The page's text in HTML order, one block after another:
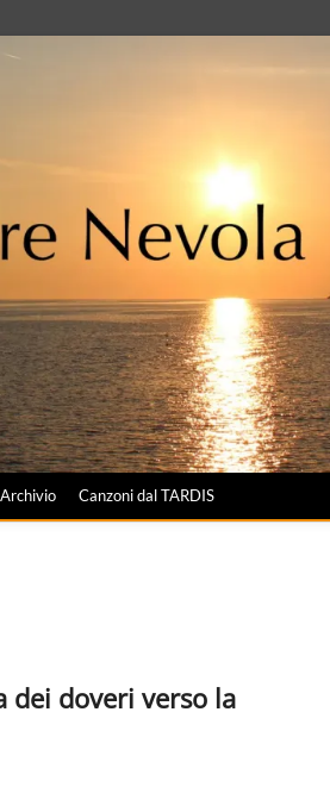
Archivio Canzoni dal TARDIS
dei doveri verso la